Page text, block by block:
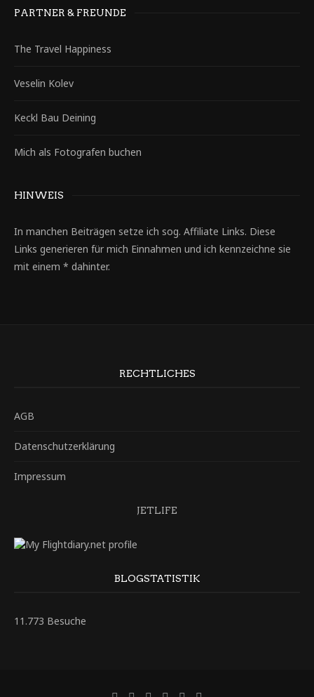
PARTNER & FREUNDE
The Travel Happiness
Veselin Kolev
Keckl Bau Deining
Mich als Fotografen buchen
HINWEIS
In manchen Beiträgen setze ich sog. Affiliate Links. Diese
Links generieren für mich Einnahmen und ich kennzeichne sie
mit einem * dahinter.
RECHTLICHES
AGB
Datenschutzerklärung
Impressum
JETLIFE
BLOGSTATISTIK
11.773 Besuche